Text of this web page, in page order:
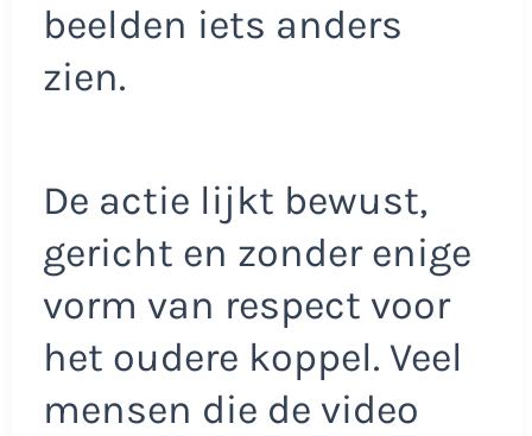
beelden iets anders
zien.
De actie lijkt bewust,
gericht en zonder enige
vorm van respect voor
het oudere koppel. Veel
mensen die de video